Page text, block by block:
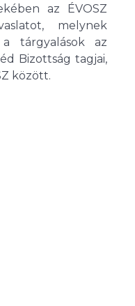
az ÉVOSZ
melynek
tárgyalások az
Bizottság tagjai,
között.